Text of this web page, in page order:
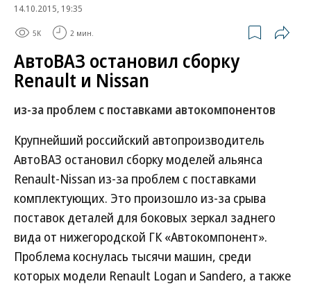
14.10.2015, 19:35
5K 2 мин.
АвтоВАЗ остановил сборку
Renault и Nissan
из-за проблем с поставками автокомпонентов
Крупнейший российский автопроизводитель
АвтоВАЗ остановил сборку моделей альянса
Renault-Nissan из-за проблем с поставками
комплектующих. Это произошло из-за срыва
поставок деталей для боковых зеркал заднего
вида от нижегородской ГК «Автокомпонент».
Проблема коснулась тысячи машин, среди
которых модели Renault Logan и Sandero, а также